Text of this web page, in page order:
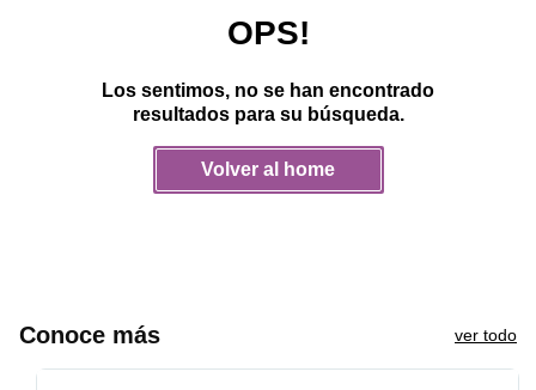
refrigerador
OPS!
Los sentimos, no se han encontrado
resultados para su búsqueda.
Volver al home
Conoce más ver todo